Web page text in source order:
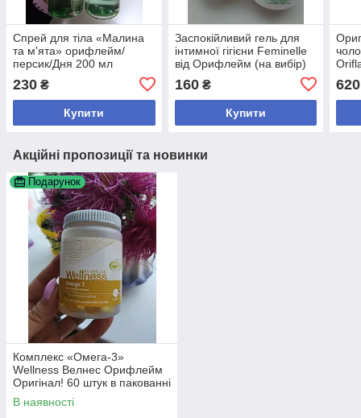
Спрей для тіла «Малина
та м'ята» орифлейм/
персик/Дня 200 мл
230 ₴
Купити
Заспокійливий гель для
інтимної гігієни Feminelle
від Орифлейм (на вибір)
160₴
Купити
620
Акційні пропозиції та новинки
Подарунок
Комплекс «Омега-3»
Wellness Велнес Орифлейм
Оригінал! 60 штук в пакованні
+ туш у подарунок
В наявності